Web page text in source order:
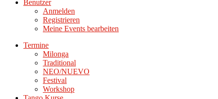
Benutzer
Anmelden
Registrieren
Meine Events bearbeiten
Termine
Milonga
Traditional
NEO/NUEVO
Festival
Workshop